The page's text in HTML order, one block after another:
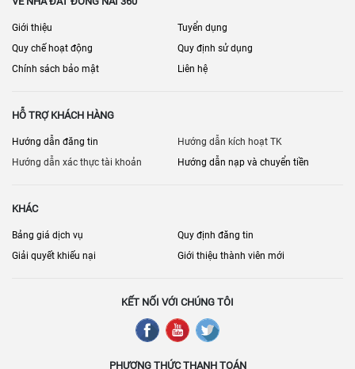
Giới thiệu
Tuyển dụng
Quy chế hoạt động
Quy định sử dụng
Chính sách bảo mật
Liên hệ
HỖ TRỢ KHÁCH HÀNG
Hướng dẫn đăng tin
Hướng dẫn kích hoạt TK
Hướng dẫn xác thực tài khoản
Hướng dẫn nạp và chuyển tiền
KHÁC
Bảng giá dịch vụ
Quy định đăng tin
Giải quyết khiếu nại
Giới thiệu thành viên mới
KẾT NỐI VỚI CHÚNG TÔI
PHƯƠNG THỨC THANH TOÁN